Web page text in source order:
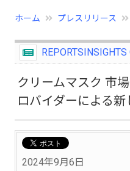
ホーム プレスリリース
クリームマスク 市
ロバイダーによる新
2024年9月6日